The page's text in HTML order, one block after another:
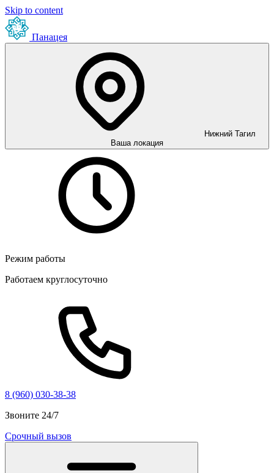
Skip to content
Панацея
Нижний Тагил
Ваша локация
Режим работы
Работаем круглосуточно
8 (960) 030-38-38
Звоните 24/7
Срочный вызов